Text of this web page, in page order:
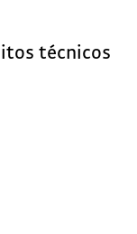
técnicos